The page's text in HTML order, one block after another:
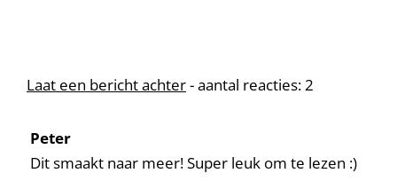
Laat een bericht achter- aantal reacties: 2
Peter
Dit smaakt naar meer! Super leuk om te lezen :)